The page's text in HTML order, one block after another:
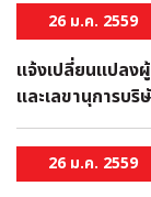
26 ม.ค. 2559
แจ้งเปลี่ยนแปลง
และเลขานุการบริ
26 ม.ค. 2559